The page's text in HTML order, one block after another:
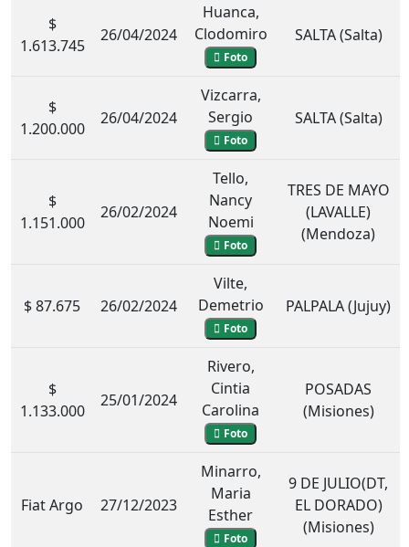
$
1.613.745
26/04/2024
Huanca,
Clodomiro
Foto
SALTA (Salta)
$
1.200.000
26/04/2024
Vizcarra,
Sergio
Foto
SALTA (Salta)
$
1.151.000
26/02/2024
Tello,
Nancy
Noemi
Foto
TRES DE MAYO
(LAVALLE)
(Mendoza)
$ 87.675 26/02/2024
Vilte,
Demetrio
Foto
PALPALA (Jujuy)
$
1.133.000
25/01/2024
Rivero,
Cintia
Carolina
Foto
POSADAS
(Misiones)
Fiat Argo 27/12/2023
Minarro,
Maria
Esther
Foto
9 DE JULIO(DT,
EL DORADO)
(Misiones)